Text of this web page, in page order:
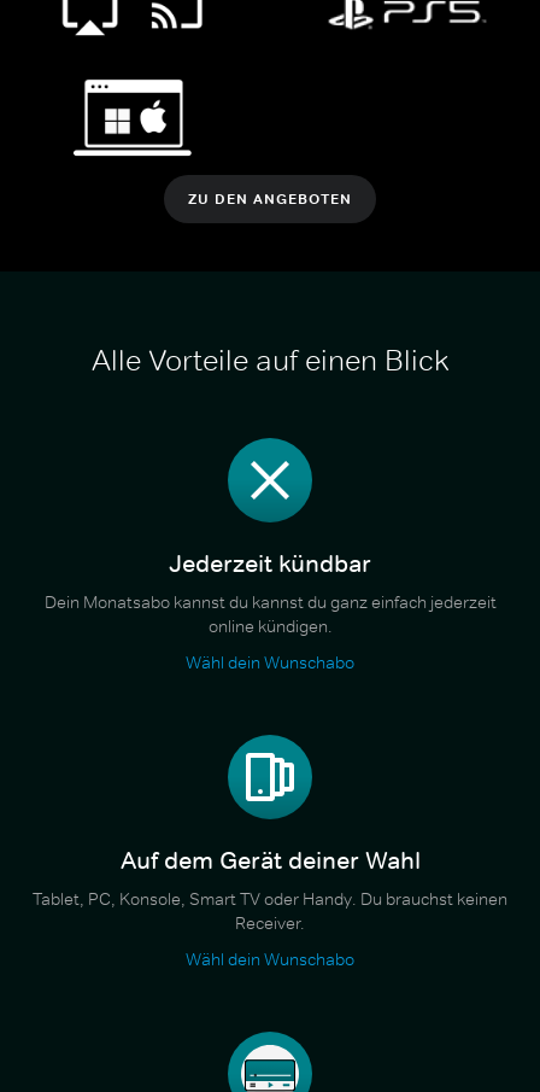
ZU DEN ANGEBOTEN
Alle Vorteile auf einen Blick
Jederzeit kündbar
Dein Monatsabo kannst du kannst du ganz einfach jederzeit
online kündigen.
Wähl dein Wunschabo
Auf dem Gerät deiner Wahl
Tablet, PC, Konsole, Smart TV oder Handy. Du brauchst keinen
Receiver.
Wähl dein Wunschabo